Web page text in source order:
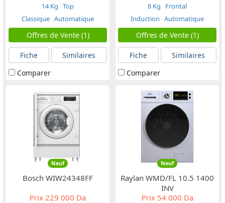
14 Kg Top
Classique Automatique
Offres de Vente (1)
Fiche
Similaires
Comparer
8 Kg
Frontal
Induction Automatique
Offres de Vente (1)
Fiche
Similaires
Comparer
Neuf
Bosch WIW24348FF
Prix 229 000 Da
Neuf
Raylan WMD/FL 10.5 1400
INV
Prix54 000 Da